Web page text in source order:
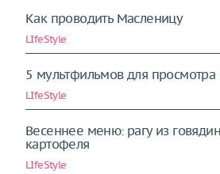
Как проводить Масленицу
LIfeStyle
5 мультфильмов для просмотра
LIfeStyle
Весеннее меню: рагу из
картофеля
LIfeStyle